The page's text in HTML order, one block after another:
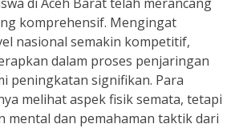
komprehensif. Mengingat
nasional semakin kompetitif,
dalam proses penjaringan
peningkatan signifikan. Para
melihat aspek fisik semata, tetapi
mental dan pemahaman taktik dari